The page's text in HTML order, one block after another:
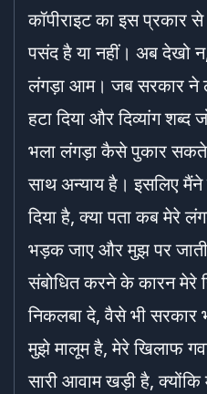
कॉपीराइट का इस प्रकार
पसंद है या नहीं। अब देखो
लंगड़ा आम। जब सरकार ने
हटा दिया और दिव्यांग शब्द
भला लंगड़ा कैसे पुकार
साथ अन्याय है। इसलिए
दिया है, क्या पता कब मेरे
भड़क जाए और मुझ पर
संबोधित करने के कारन मेरे
निकलबा दे, वैसे भी सरकार
मुझे मालूम है, मेरे खिलाफ
सारी आवाम खड़ी है,